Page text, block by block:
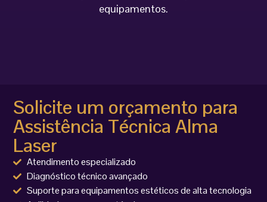
equipamentos.
Solicite um orçamento para
Assistência Técnica Alma
Laser
Atendimento especializado
Diagnóstico técnico avançado
Suporte para equipamentos estéticos de alta tecnologia